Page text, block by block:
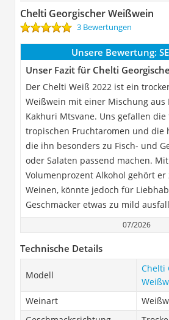
Chelti Georgischer Weißwein
3 Bewertungen
Unsere Bewertung:
Unser Fazit für Chelti
Der Chelti Weiß 2022 ist ein
Weißwein mit einer Mischung aus
Kakhuri Mtsvane. Uns gefallen
tropischen Fruchtaromen und die
die ihn besonders zu Fisch- und
oder Salaten passend machen.
Volumenprozent Alkohol gehört
Weinen, könnte jedoch für
Geschmäcker etwas zu mild
07/2026
Technische Details
Modell
Chelti
Weinart